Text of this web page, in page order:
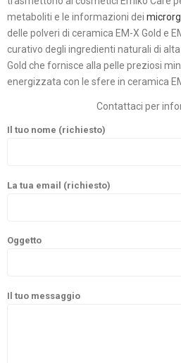
metaboliti e le informazioni dei
delle polveri di ceramica EM-X Gold e
curativo degli ingredienti naturali di
Gold che fornisce alla pelle preziosi
energizzata con le sfere in ceramica
Contattaci per
Il tuo nome (richiesto)
La tua email (richiesto)
Oggetto
Il tuo messaggio